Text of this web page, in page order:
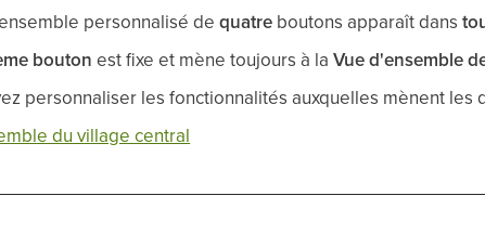
personnalisé dequatre boutons apparaît dans
bouton est fixe et mène toujours à laVue d'ensemble
personnaliser les fonctionnalités auxquelles mènent les
du village central